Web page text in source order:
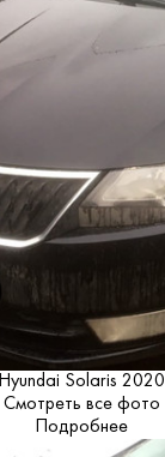
Hyundai Solaris 2020
Смотреть все фото
Подробнее